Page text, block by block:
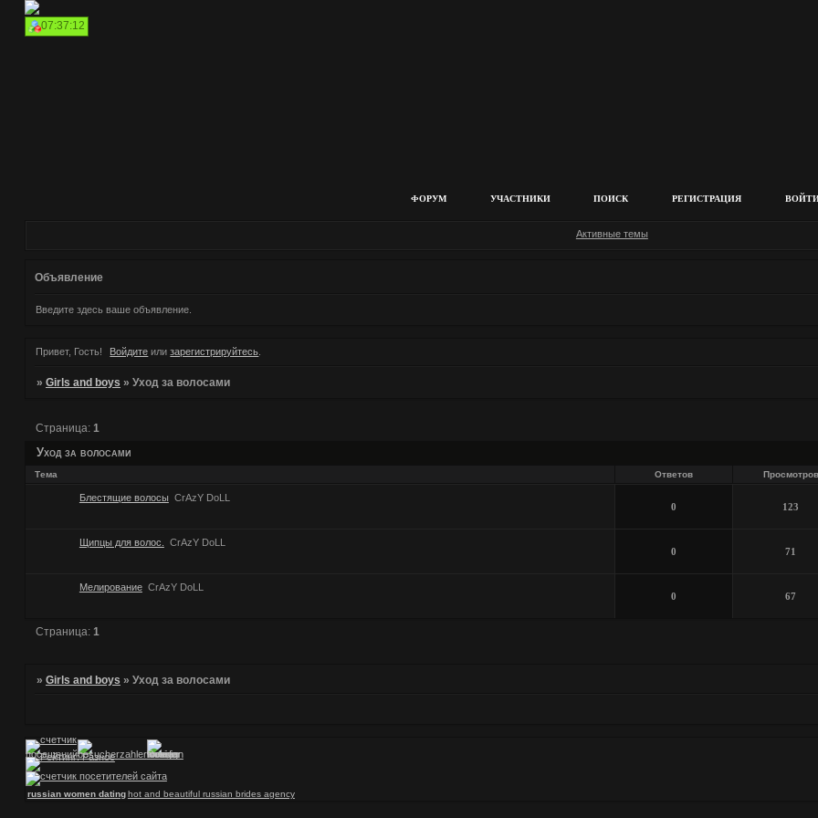
07:37:12
ФОРУМ УЧАСТНИКИ ПОИСК РЕГИСТРАЦИЯ
Активные темы
Объявление
Введите здесь ваше объявление.
Привет, Гость! Войдите илизарегистрируйтесь
» Girls and boys » Уход за волосами
Уход за волосами
Страница: 1
Тема Ответов Просмотров
Блестящие волосы CrAzY DoLL
0
123
Щипцы для волос.
CrAzY DoLL
0
71
Мелирование CrAzY DoLL
0
67
Страница: 1
» Girls and boys » Уход за волосами
russian women datinghot and beautiful russian brides agency